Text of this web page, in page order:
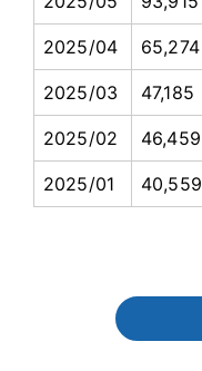
2025/04 65,274
2025/03 47,185
2025/02 46,459
2025/01 40,559